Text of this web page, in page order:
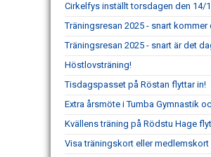
Cirkelfys inställt torsdagen den 14/
Träningsresan 2025 - snart
Träningsresan 2025 - snart är det
Höstlovsträning!
Tisdagspasset på Röstan flyttar in!
Extra årsmöte i Tumba Gymnastik
Kvällens träning på Rödstu Hage
Visa träningskort eller